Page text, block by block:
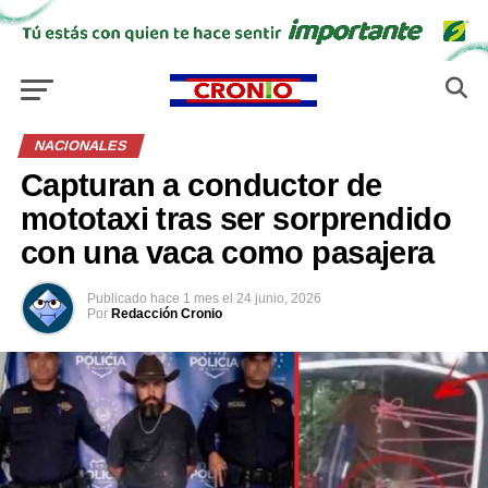
NACIONALES
Capturan a conductor de
mototaxi tras ser sorprendido
con una vaca como pasajera
Publicado hace 1 mes el 24 junio, 2026
Por Redacción Cronio